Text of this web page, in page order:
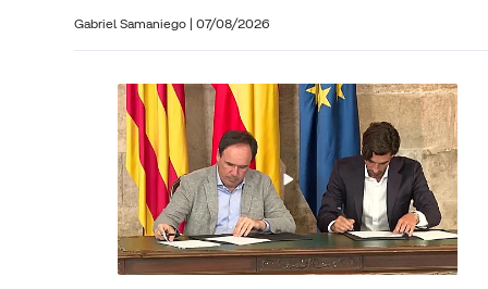
Gabriel Samaniego | 07/08/2026